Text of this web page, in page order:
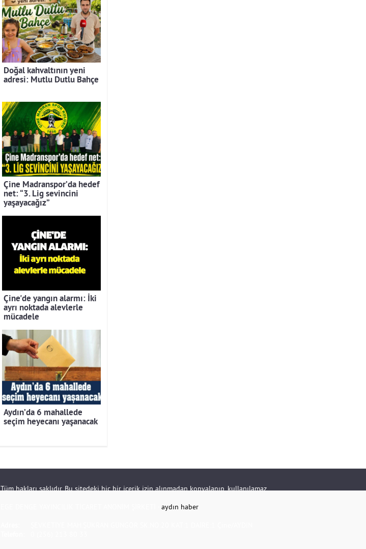
Doğal kahvaltının yeni
adresi: Mutlu Dutlu Bahçe
Çine Madranspor’da hedef
net: “3. Lig sevincini
yaşayacağız”
Çine'de yangın alarmı: İki
ayrı noktada alevlerle
mücadele
Aydın’da 6 mahallede
seçim heyecanı yaşanacak
Tüm hakları saklıdır. Bu sitedeki hiç bir içerik izin alınmadan kopyalanıp, kullanılamaz.
aydın haber